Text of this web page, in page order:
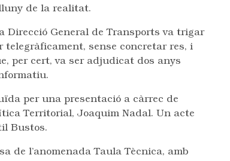
lluny de la realitat.
Direcció General de Transports va trigar
telegràficament, sense concretar res, i
per cert, va ser adjudicat dos anys
per una presentació a càrrec de
Territorial, Joaquim Nadal. Un acte
Bustos.
de l’anomenada Taula Tècnica, amb